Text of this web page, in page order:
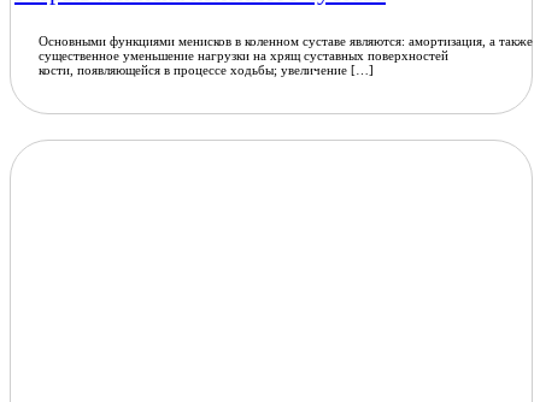
Основными функциями менисков в коленном суставе являются: амортизация, а также
существенное уменьшение нагрузки на хрящ суставных поверхностей
кости, появляющейся в процессе ходьбы; увеличение […]